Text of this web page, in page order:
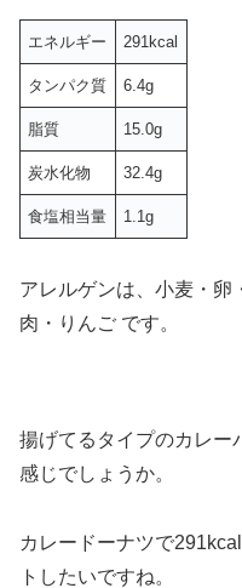
エネルギー 291kcal
タンパク質 6.4g
脂質 15.0g
炭水化物 32.4g
食塩相当量 1.1g
アレルゲンは、小麦・卵
肉・りんご です。
揚げてるタイプのカレー
感じでしょうか。
カレードーナツで
トしたいですね。